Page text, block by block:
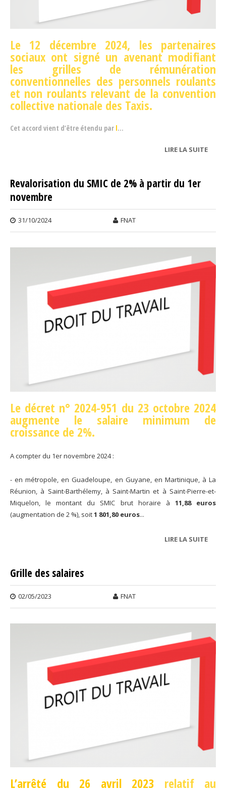
Le 12 décembre 2024, les partenaires
sociaux ont signé un avenant modifiant
les grilles de rémunération
conventionnelles des personnels roulants
et non roulants relevant de la convention
collective nationale des Taxis.
Cet accord vient d’être étendu par l...
LIRE LA SUITEDE
Revalorisation du SMIC de 2% à partir du 1er
novembre
31/10/2024 FNAT
Le décret n° 2024-951 du 23 octobre 2024
augmente le salaire minimum de
croissance de 2%.
A compter du 1er novembre 2024 :
- en métropole, en Guadeloupe, en Guyane, en Martinique, à La
Réunion, à Saint-Barthélemy, à Saint-Martin et à Saint-Pierre-et-
Miquelon, le montant du SMIC brut horaire à 11,88 euros
(augmentation de 2 %), soit1 801,80 euros...
LIRE LA SUITEDE
Grille des salaires
02/05/2023 FNAT
L’arrêté du 26 avril 2023 relatif au